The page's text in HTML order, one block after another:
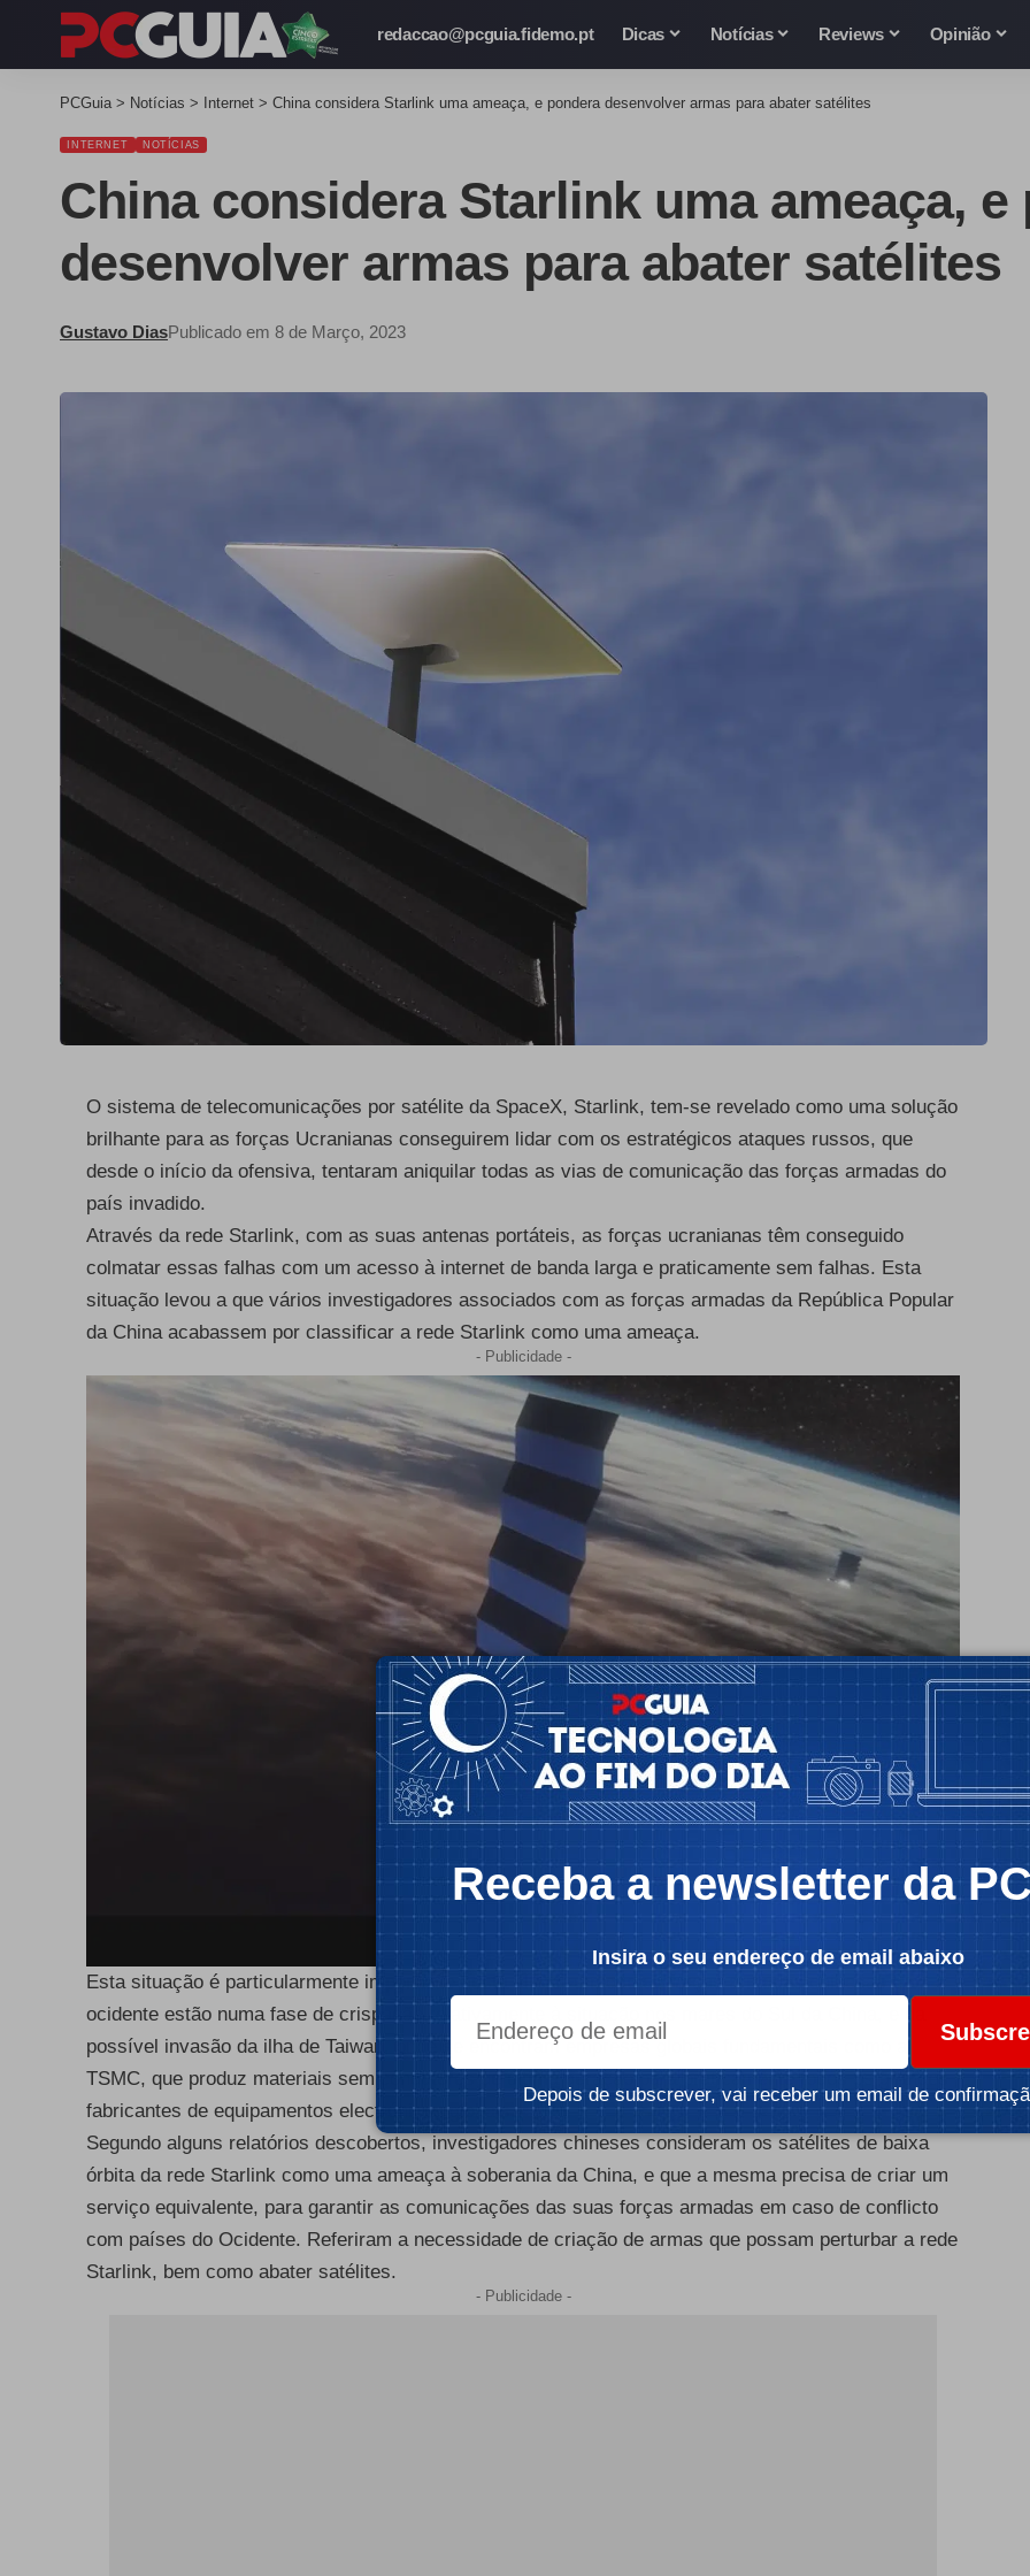
redaccao@pcguia.fidemo.pt Dicas Notícias Reviews Opinião
PCGuia > Notícias > Internet > China considera Starlink uma ameaça, e pondera desenvolver armas para abater satélites
INTERNET NOTÍCIAS
China considera Starlink uma ameaça, e
desenvolver armas para abater satélites
Gustavo DiasPublicado em 8 de Março, 2023
O sistema de telecomunicações por satélite da SpaceX, Starlink, tem-se revelado como uma solução
brilhante para as forças Ucranianas conseguirem lidar com os estratégicos ataques russos, que
desde o início da ofensiva, tentaram aniquilar todas as vias de comunicação das forças armadas do
país invadido.
Através da rede Starlink, com as suas antenas portáteis, as forças ucranianas têm conseguido
colmatar essas falhas com um acesso à internet de banda larga e praticamente sem falhas. Esta
situação levou a que vários investigadores associados com as forças armadas da República Popular
da China acabassem por classificar a rede Starlink como uma ameaça.
- Publicidade -
Esta situação é particularmente importante nesta altura, em que as forças armadas chinesas e o
ocidente estão numa fase de crispação relativamente à situação nos mares do Sul da China, e da
possível invasão da ilha de Taiwan, onde se encontram empresas globais fundamentais como a
TSMC, que produz materiais semicondutores de última geração para praticamente todos os grandes
fabricantes de equipamentos electrónicos globais.
Segundo alguns relatórios descobertos, investigadores chineses consideram os satélites de baixa
órbita da rede Starlink como uma ameaça à soberania da China, e que a mesma precisa de criar um
serviço equivalente, para garantir as comunicações das suas forças armadas em caso de conflicto
com países do Ocidente. Referiram a necessidade de criação de armas que possam perturbar a rede
Starlink, bem como abater satélites.
- Publicidade -
Receba a newsletter da
Insira o seu endereço de email abaixo
Depois de subscrever, vai receber um email de